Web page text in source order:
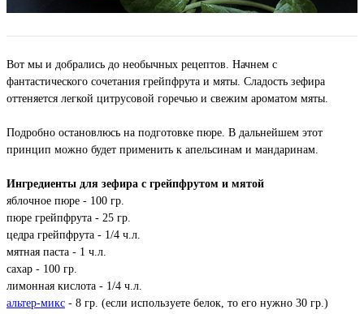
Вот мы и добрались до необычных рецептов. Начнем с
фантастического сочетания грейпфрута и мяты. Сладость зефира
оттеняется легкой цитрусовой горечью и свежим ароматом мяты.
Подробно остановлюсь на подготовке пюре. В дальнейшем этот
принцип можно будет применить к апельсинам и мандаринам.
Ингредиенты для зефира с грейпфрутом и мятой
яблочное пюре - 100 гр.
пюре грейпфрута - 25 гр.
цедра грейпфрута - 1/4 ч.л.
мятная паста - 1 ч.л.
сахар - 100 гр.
лимонная кислота - 1/4 ч.л.
альтер-микс - 8 гр. (если используете белок, то его нужно 30 гр.)